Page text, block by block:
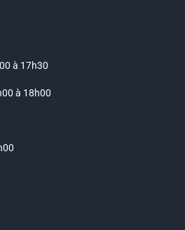
à 17h30
à 18h00